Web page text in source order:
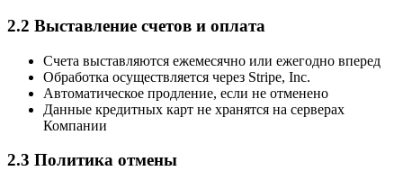
2.2 Выставление счетов и оплата
Счета выставляются ежемесячно или ежегодно вперед
Обработка осуществляется через Stripe, Inc.
Автоматическое продление, если не отменено
Данные кредитных карт не хранятся на серверах
Компании
2.3 Политика отмены